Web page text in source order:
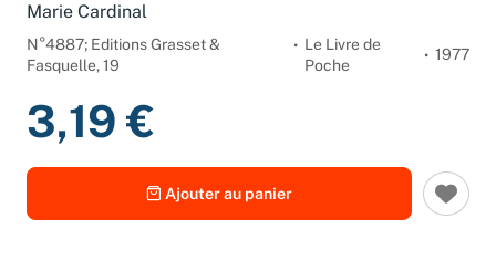
Marie Cardinal
N°4887; Editions Grasset &
Fasquelle, 19
Le Livre de
Poche
1977
3,19 €
Ajouter au panier